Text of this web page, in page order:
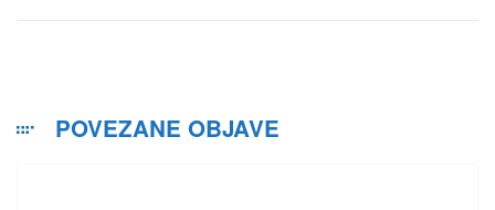
POVEZANE OBJAVE